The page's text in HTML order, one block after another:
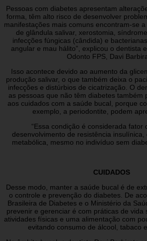
Pessoas com diabetes apresentam
forma, têm alto risco de desenvolver
manifestações mais comuns encontram-se
de glândula salivar, xerostomia,
infecções fúngicas (cândida) e
angular e mau hálito”, explicou o dentista
Odonto FPS, Davi
Isso acontece devido ao aumento da
produção salivar, o que também deixa o
infecções e distúrbios de cicatrização. O
as pessoas que não têm diabetes também
aos cuidados com a saúde bucal, porque
exemplo, a periodontite, podem
“Essa condição é considerada fator
desenvolvimento de resistência
metabólica, mesmo no indivíduo sem
CUIDADOS
Desse modo, manter a saúde bucal é de
o controle e prevenção do diabetes. De
Brasileira de Diabetes e o Ministério da
prevenir e gerenciar é com práticas de vida
atividades físicas e uma alimentação com
evitando consumo de álcool, tabaco